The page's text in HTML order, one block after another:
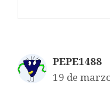
PEPE1488
19 de